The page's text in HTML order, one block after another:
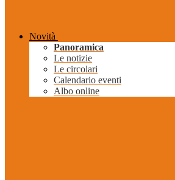
Novità
Panoramica
Le notizie
Le circolari
Calendario eventi
Albo online